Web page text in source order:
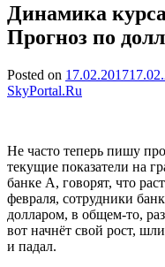
Динамика
Прогноз по
Posted on 17.02.2017
SkyPortal.Ru
Не часто теперь пишу
текущие показатели на
банке А, говорят, что
февраля, сотрудники
долларом, в общем-то,
вот начнёт свой рост,
и падал.